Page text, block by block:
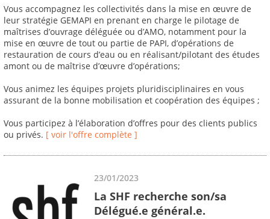
Vous accompagnez les collectivités dans la mise en œuvre de
leur stratégie GEMAPI en prenant en charge le pilotage de
maîtrises d’ouvrage déléguée ou d’AMO, notamment pour la
mise en œuvre de tout ou partie de PAPI, d’opérations de
restauration de cours d’eau ou en réalisant/pilotant des études
amont ou de maîtrise d’œuvre d’opérations;
Vous animez les équipes projets pluridisciplinaires en vous
assurant de la bonne mobilisation et coopération des équipes ;
Vous participez à l’élaboration d’offres pour des clients publics
ou privés. [ voir l'offre complète ]
23/01/2023
La SHF recherche son/sa
Délégué.e général.e.